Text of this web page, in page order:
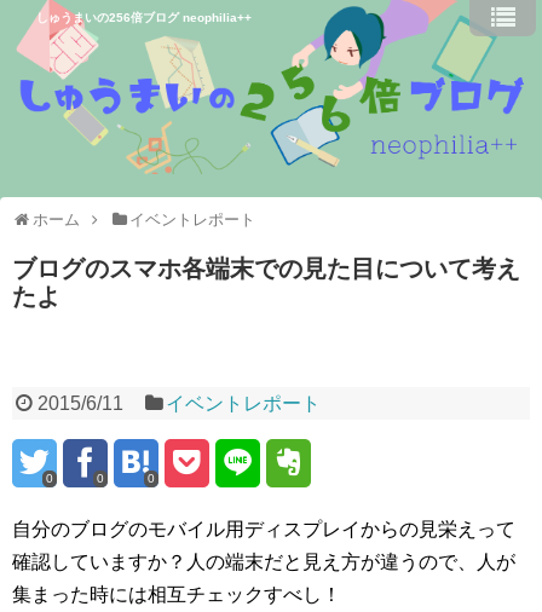
しゅうまいの256倍ブログ neophilia++
ホーム イベントレポート
ブログのスマホ各端末での見た目について考え
たよ
2015/6/11 イベントレポート
0 0 0
自分のブログのモバイル用ディスプレイからの見栄えって
確認していますか？人の端末だと見え方が違うので、人が
集まった時には相互チェックすべし！